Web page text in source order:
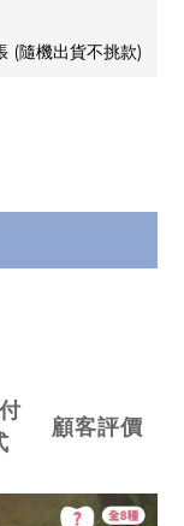
(隨機出貨不挑款)
顧客評價